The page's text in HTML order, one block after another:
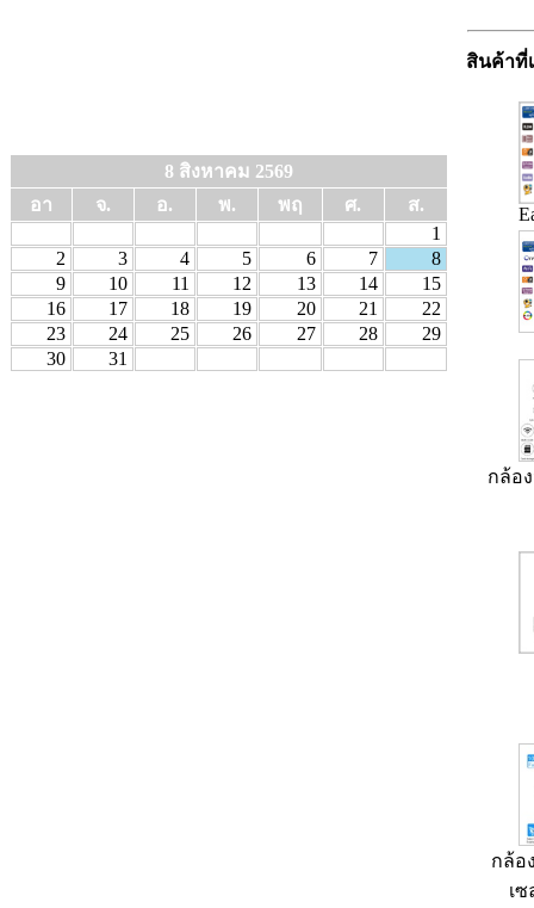
8 สิงหาคม 2569
อา
จ. อ. พ. พฤ ศ.
ส.
1
2
3 4 5 6 7
8
9
10 11 12 13 14
15
16
17 18 19 20 21
22
23
24 25 26 27 28
29
30
31
สินค้าที่
กล้อ
กล้อ
เซ